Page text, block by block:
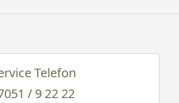
Telefon
/ 9 22 22